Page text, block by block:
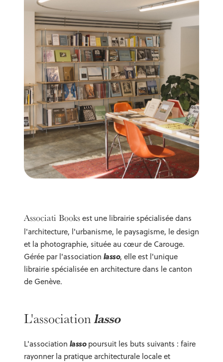
Associati Booksest une librairie spécialisée dans
l'architecture, l'urbanisme, le paysagisme, le design
et la photographie, située au cœur de Carouge.
Gérée par l'association lasso, elle est l'unique
librairie spécialisée en architecture dans le canton
de Genève.
L'associationlasso
L'association lassopoursuit les buts suivants : faire
rayonner la pratique architecturale locale et